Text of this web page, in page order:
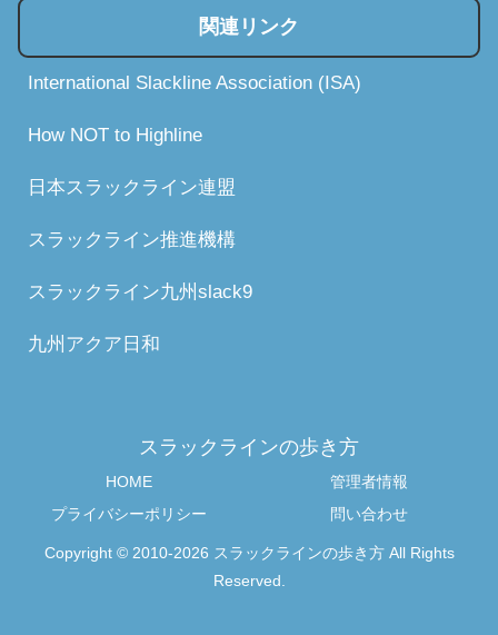
関連リンク
International Slackline Association (ISA)
How NOT to Highline
日本スラックライン連盟
スラックライン推進機構
スラックライン九州slack9
九州アクア日和
スラックラインの歩き方
HOME
管理者情報
プライバシーポリシー
問い合わせ
Copyright © 2010-2026 スラックラインの歩き方 All Rights
Reserved.